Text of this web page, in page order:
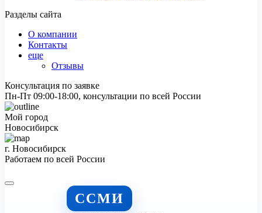
Разделы сайта
О компании
Контакты
еще
Отзывы
Консультация по заявке
Пн-Пт 09:00-18:00, консультации по всей России
Мой город
Новосибирск
г. Новосибирск
Работаем по всей России
ССМИ